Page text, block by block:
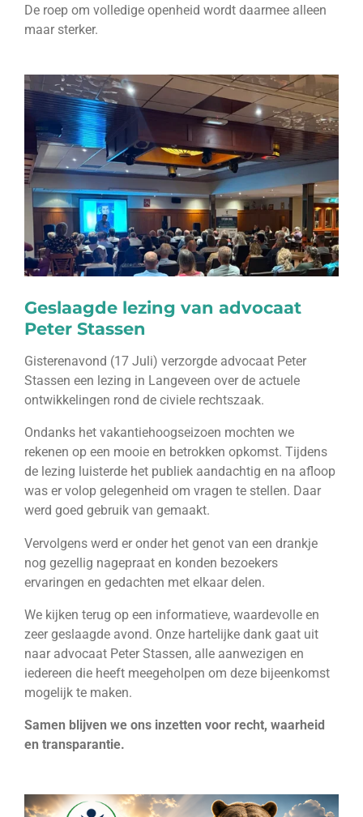
De roep om volledige openheid wordt daarmee alleen
maar sterker.
Geslaagde lezing van advocaat
Peter Stassen
Gisterenavond (17 Juli) verzorgde advocaat Peter
Stassen een lezing in Langeveen over de actuele
ontwikkelingen rond de civiele rechtszaak.
Ondanks het vakantiehoogseizoen mochten we
rekenen op een mooie en betrokken opkomst. Tijdens
de lezing luisterde het publiek aandachtig en na afloop
was er volop gelegenheid om vragen te stellen. Daar
werd goed gebruik van gemaakt.
Vervolgens werd er onder het genot van een drankje
nog gezellig nagepraat en konden bezoekers
ervaringen en gedachten met elkaar delen.
We kijken terug op een informatieve, waardevolle en
zeer geslaagde avond. Onze hartelijke dank gaat uit
naar advocaat Peter Stassen, alle aanwezigen en
iedereen die heeft meegeholpen om deze bijeenkomst
mogelijk te maken.
Samen blijven we ons inzetten voor recht, waarheid
en transparantie.